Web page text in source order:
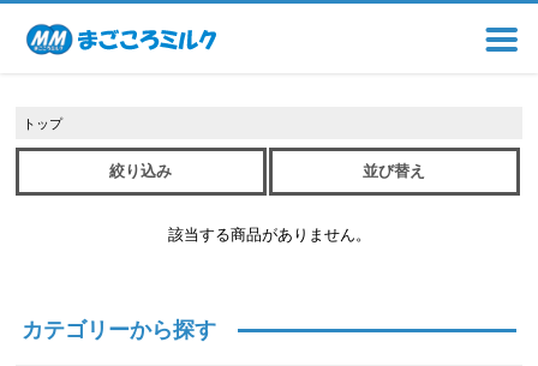
トップ
絞り込み 並び替え
該当する商品がありません。
カテゴリーから探す